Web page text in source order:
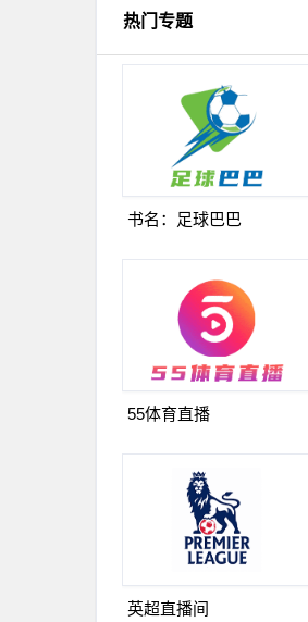
热门专题
书名：足球巴巴
55体育直播
英超直播间